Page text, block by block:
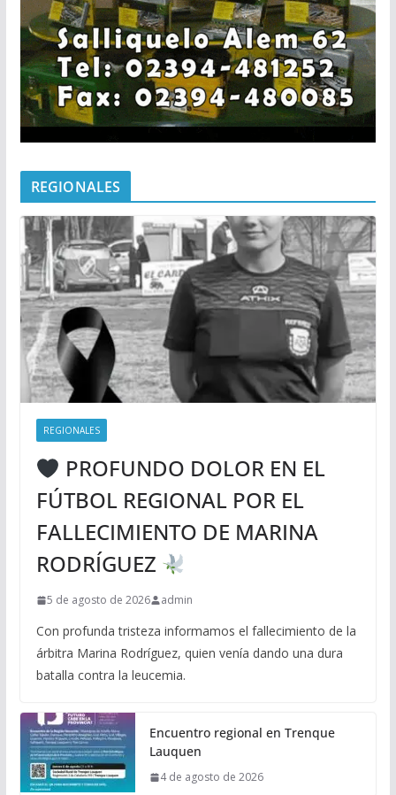
REGIONALES
REGIONALES
PROFUNDO DOLOR EN EL
FÚTBOL REGIONAL POR EL
FALLECIMIENTO DE MARINA
RODRÍGUEZ
5 de agosto de 2026 admin
Con profunda tristeza informamos el fallecimiento de la
árbitra Marina Rodríguez, quien venía dando una dura
batalla contra la leucemia.
Encuentro regional en Trenque
Lauquen
4 de agosto de 2026